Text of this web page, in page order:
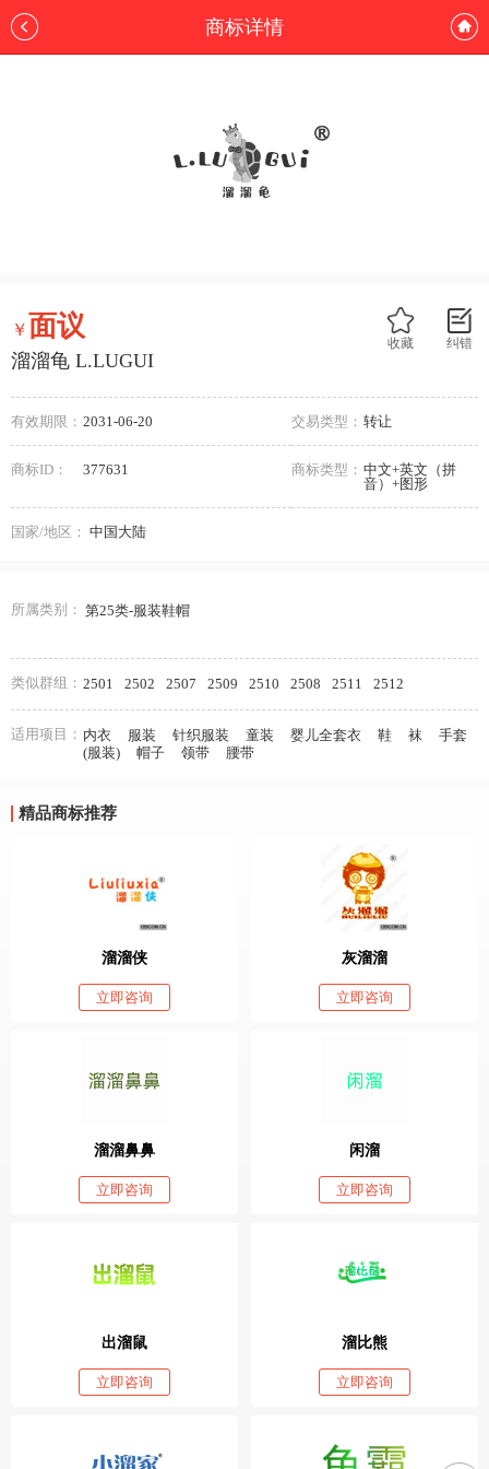
商标详情
纠错
收藏
￥面议
溜溜龟 L.LUGUI
有效期限： 2031-06-20 交易类型： 转让
商标ID： 377631 商标类型： 中文+英文（拼
音）+图形
国家/地区： 中国大陆
所属类别： 第25类-服装鞋帽
类似群组： 2501 2502 2507 2509 2510 2508 2511 2512
适用项目： 内衣 服装 针织服装 童装 婴儿全套衣 鞋 袜
手套
(服装)
帽子 领带 腰带
精品商标推荐
溜溜侠
立即咨询
灰溜溜
立即咨询
溜溜鼻鼻
立即咨询
闲溜
立即咨询
出溜鼠
立即咨询
溜比熊
立即咨询